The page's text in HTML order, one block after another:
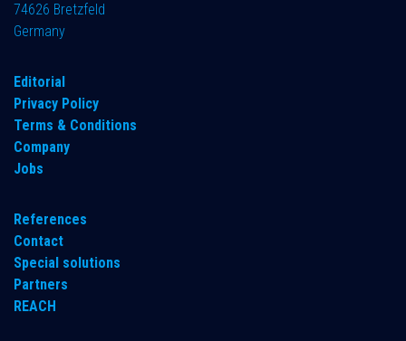
74626 Bretzfeld
Germany
​Editorial
Privacy Policy
Terms & Conditions
Company
Jobs
References
Contact
Special solutions
Partners
REACH